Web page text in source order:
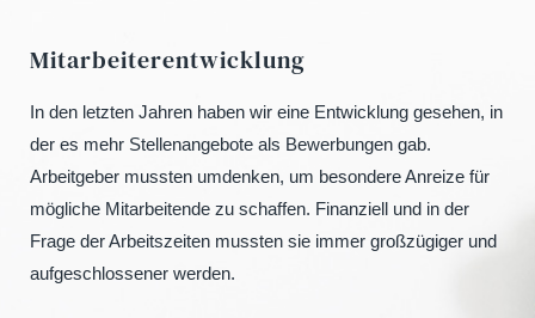
Mitarbeiterentwicklung
In den letzten Jahren haben wir eine Entwicklung gesehen, in
der es mehr Stellenangebote als Bewerbungen gab.
Arbeitgeber mussten umdenken, um besondere Anreize für
mögliche Mitarbeitende zu schaffen. Finanziell und in der
Frage der Arbeitszeiten mussten sie immer großzügiger und
aufgeschlossener werden.